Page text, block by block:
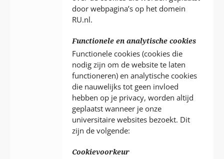
door webpagina’s op het domein
RU.nl.
Functionele en analytische cookies
Functionele cookies (cookies die
nodig zijn om de website te laten
functioneren) en analytische cookies
die nauwelijks tot geen invloed
hebben op je privacy, worden altijd
geplaatst wanneer je onze
universitaire websites bezoekt. Dit
zijn de volgende:
Cookievoorkeur